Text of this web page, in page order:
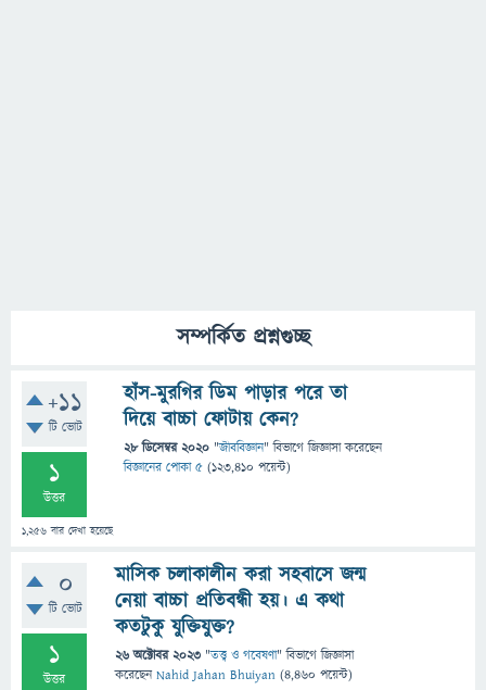
সম্পর্কিত প্রশ্নগুচ্ছ
+11
টি ভোট
1
উত্তর
1,256 বার দেখা হয়েছে
হাঁস-মুরগির ডিম পাড়ার পরে তা
দিয়ে বাচ্চা ফোটায় কেন?
28 ডিসেম্বর 2020 "জীববিজ্ঞান" বিভাগে জিজ্ঞাসাকরেছেন
বিজ্ঞানের পোকা ৫ (123,410 পয়েন্ট)
0
টি ভোট
1
উত্তর
মাসিক চলাকালীন করা সহবাসে জন্ম
নেয়া বাচ্চা প্রতিবন্ধী হয়। এ কথা
কতটুকু যুক্তিযুক্ত?
26 অক্টোবর 2023 "তত্ত্ব ও গবেষণা" বিভাগে জিজ্ঞাসা
করেছেনNahid Jahan Bhuiyan (4,460 পয়েন্ট)